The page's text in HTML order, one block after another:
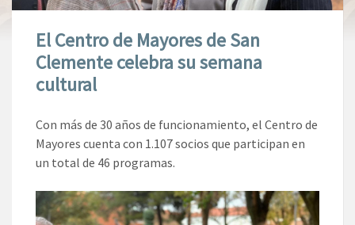
El Centro de Mayores de San
Clemente celebra su semana
cultural
Con más de 30 años de funcionamiento, el Centro de
Mayores cuenta con 1.107 socios que participan en
un total de 46 programas.